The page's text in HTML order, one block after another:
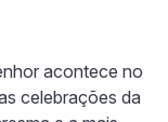
acontece no
celebrações da